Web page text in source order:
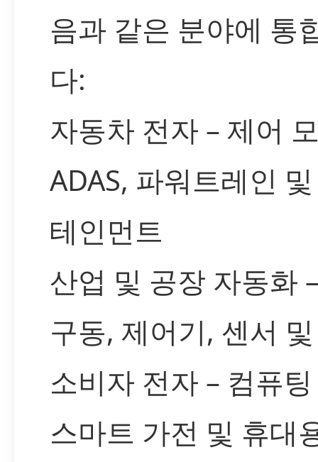
음과 같은 분야에 통
다:
자동차 전자 – 제어
ADAS, 파워트레인
테인먼트
산업 및 공장 자동화
구동, 제어기, 센서
소비자 전자 – 컴퓨
스마트 가전 및 휴대